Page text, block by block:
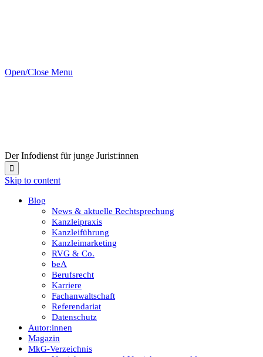
Open/Close Menu
Der Infodienst für junge Jurist:innen

Skip to content
Blog
News & aktuelle Rechtsprechung
Kanzleipraxis
Kanzleiführung
Kanzleimarketing
RVG & Co.
beA
Berufsrecht
Karriere
Fachanwaltschaft
Referendariat
Datenschutz
Autor:innen
Magazin
MkG-Verzeichnis